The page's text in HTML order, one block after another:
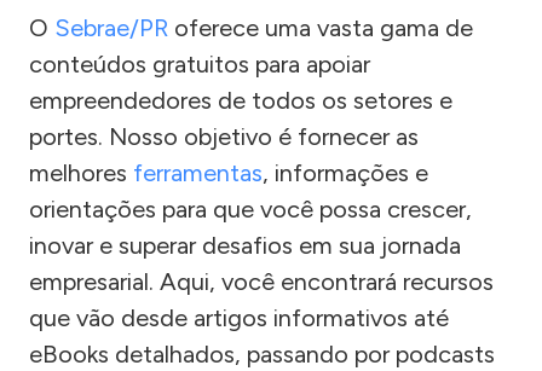
O Sebrae/PR oferece uma vasta gama de
conteúdos gratuitos para apoiar
empreendedores de todos os setores e
portes. Nosso objetivo é fornecer as
melhores ferramentas, informações e
orientações para que você possa crescer,
inovar e superar desafios em sua jornada
empresarial. Aqui, você encontrará recursos
que vão desde artigos informativos até
eBooks detalhados, passando por podcasts